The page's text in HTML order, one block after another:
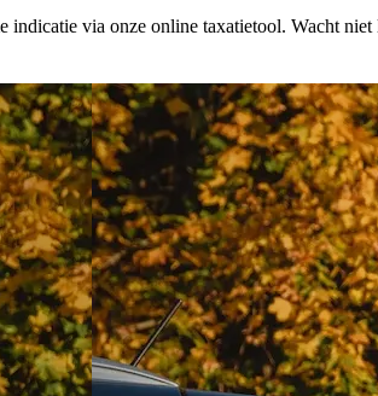
via onze online taxatietool. Wacht niet